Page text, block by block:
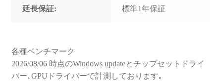
延長保証: 標準1年保証
各種ベンチマーク
2026/08/06 時点のWindows updateとチップセットドライ
バー､GPUドライバーで計測しております｡